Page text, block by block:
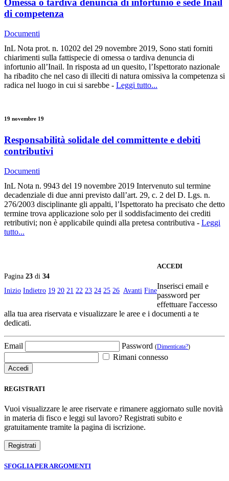
Omessa o tardiva denuncia di infortunio e sede Inail
di competenza
Documenti
InL Nota prot. n. 10202 del 29 novembre 2019, Sono stati forniti
chiarimenti sulla fattispecie di omessa o tardiva denuncia di
infortunio all’Inail. In risposta ad un quesito, l’Ispettorato nazionale
ha ribadito che nel caso di illeciti di natura omissiva la competenza si
radica nel luogo in cui si sarebbe - Leggi tutto...
19 novembre 19
Responsabilità solidale del committente e debiti
contributivi
Documenti
InL Nota n. 9943 del 19 novembre 2019 Intervenuto sul termine
decadenziale di due anni previsto dall’art. 29, c. 2 del D. Lgs. n.
276/2003 disciplinante gli appalti, l’Ispettorato ha precisato che detto
termine trova applicazione solo per il soddisfacimento dei crediti
retributivi; non è applicabile quindi alla pretesa contributiva - Leggi
tutto...
Pagina 23 di 34
Inizio Indietro 19 20 21 22 23 24 25 26 Avanti Fine
ACCEDI
Inserisci email e
password per
effettuare l'accesso
alla tua area riservata e visualizzare le aree e i documenti a te
dedicati.
Email Password (Dimenticata?)
Rimani connesso
REGISTRATI
Vuoi visualizzare le aree riservate e rimanere aggiornato sulle novità
in materia di fisco e leggi sul lavoro? Registrati subito e
gratuitamente tramite la pagina di iscrizione.
SFOGLIA PER ARGOMENTI